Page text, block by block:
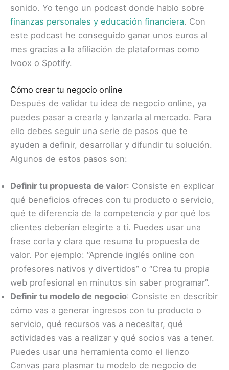
sonido. Yo tengo un podcast donde hablo sobre
finanzas personales y educación financiera. Con
este podcast he conseguido ganar unos euros al
mes gracias a la afiliación de plataformas como
Ivoox o Spotify.
Cómo crear tu negocio online
Después de validar tu idea de negocio online, ya
puedes pasar a crearla y lanzarla al mercado. Para
ello debes seguir una serie de pasos que te
ayuden a definir, desarrollar y difundir tu solución.
Algunos de estos pasos son:
Definir tu propuesta de valor: Consiste en explicar
qué beneficios ofreces con tu producto o servicio,
qué te diferencia de la competencia y por qué los
clientes deberían elegirte a ti. Puedes usar una
frase corta y clara que resuma tu propuesta de
valor. Por ejemplo: “Aprende inglés online con
profesores nativos y divertidos” o “Crea tu propia
web profesional en minutos sin saber programar”.
Definir tu modelo de negocio: Consiste en describir
cómo vas a generar ingresos con tu producto o
servicio, qué recursos vas a necesitar, qué
actividades vas a realizar y qué socios vas a tener.
Puedes usar una herramienta como el lienzo
Canvas para plasmar tu modelo de negocio de